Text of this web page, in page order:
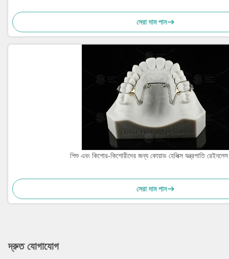
সেরা দাম পান
শিশু এবং কিশোর-কিশোরীদের জন্য কোয়াড হেলিক্স যন্ত্রপাতি রেইনলেস
সেরা দাম পান
দ্রুত যোগাযোগ